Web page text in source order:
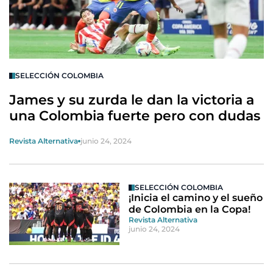
SELECCIÓN COLOMBIA
James y su zurda le dan la victoria a
una Colombia fuerte pero con dudas
Revista Alternativa junio 24, 2024
SELECCIÓN COLOMBIA
¡Inicia el camino y el sueño
de Colombia en la Copa!
Revista Alternativa
junio 24, 2024